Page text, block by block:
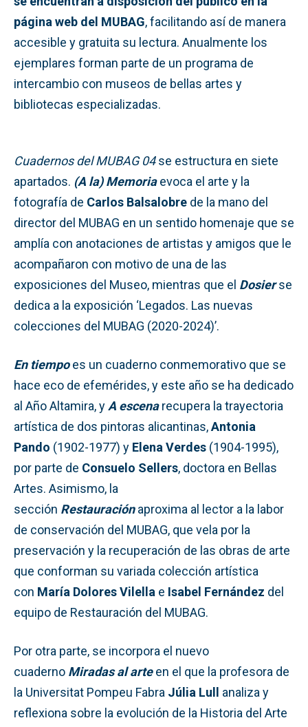
página web del MUBAG, facilitando así de manera
accesible y gratuita su lectura. Anualmente los
ejemplares forman parte de un programa de
intercambio con museos de bellas artes y
bibliotecas especializadas.
Cuadernos del MUBAG 04se estructura en siete
apartados. (A la) Memoriaevoca el arte y la
fotografía de Carlos Balsalobre de la mano del
director del MUBAG en un sentido homenaje que se
amplía con anotaciones de artistas y amigos que le
acompañaron con motivo de una de las
exposiciones del Museo, mientras que el Dosierse
dedica a la exposición ‘Legados. Las nuevas
colecciones del MUBAG (2020-2024)’.
En tiempoes un cuaderno conmemorativo que se
hace eco de efemérides, y este año se ha dedicado
al Año Altamira, y A escenarecupera la trayectoria
artística de dos pintoras alicantinas,Antonia
Pando (1902-1977) y Elena Verdes (1904-1995),
por parte de Consuelo Sellers, doctora en Bellas
Artes. Asimismo, la
sección Restauraciónaproxima al lector a la labor
de conservación del MUBAG, que vela por la
preservación y la recuperación de las obras de arte
que conforman su variada colección artística
con María Dolores Vilella e Isabel Fernández del
equipo de Restauración del MUBAG.
Por otra parte, se incorpora el nuevo
cuaderno Miradas al arteen el que la profesora de
la Universitat Pompeu Fabra Júlia Lull analiza y
reflexiona sobre la evolución de la Historia del Arte